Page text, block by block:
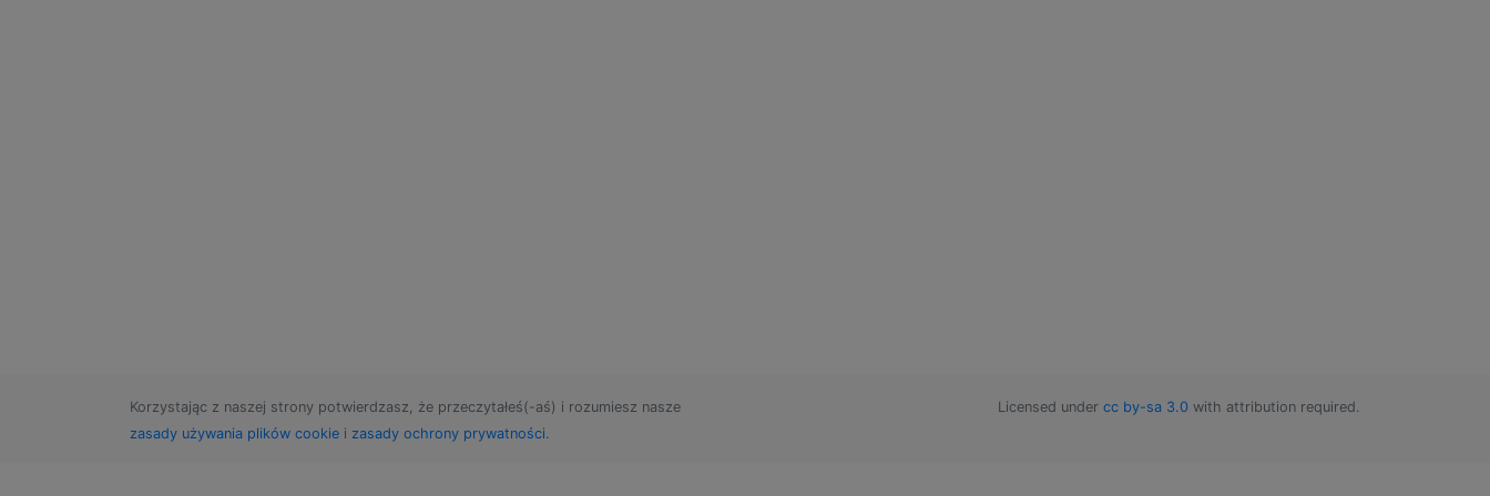
Korzystając z naszej strony potwierdzasz, że przeczytałeś(-aś) i rozumiesz nasze
zasady używania plików cookie i zasady ochrony prywatności.
Licensed under cc by-sa 3.0 with attribution required.